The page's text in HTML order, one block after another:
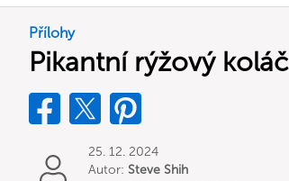
Přílohy
Pikantní rýžový koláč
25. 12. 2024
Autor: Steve Shih